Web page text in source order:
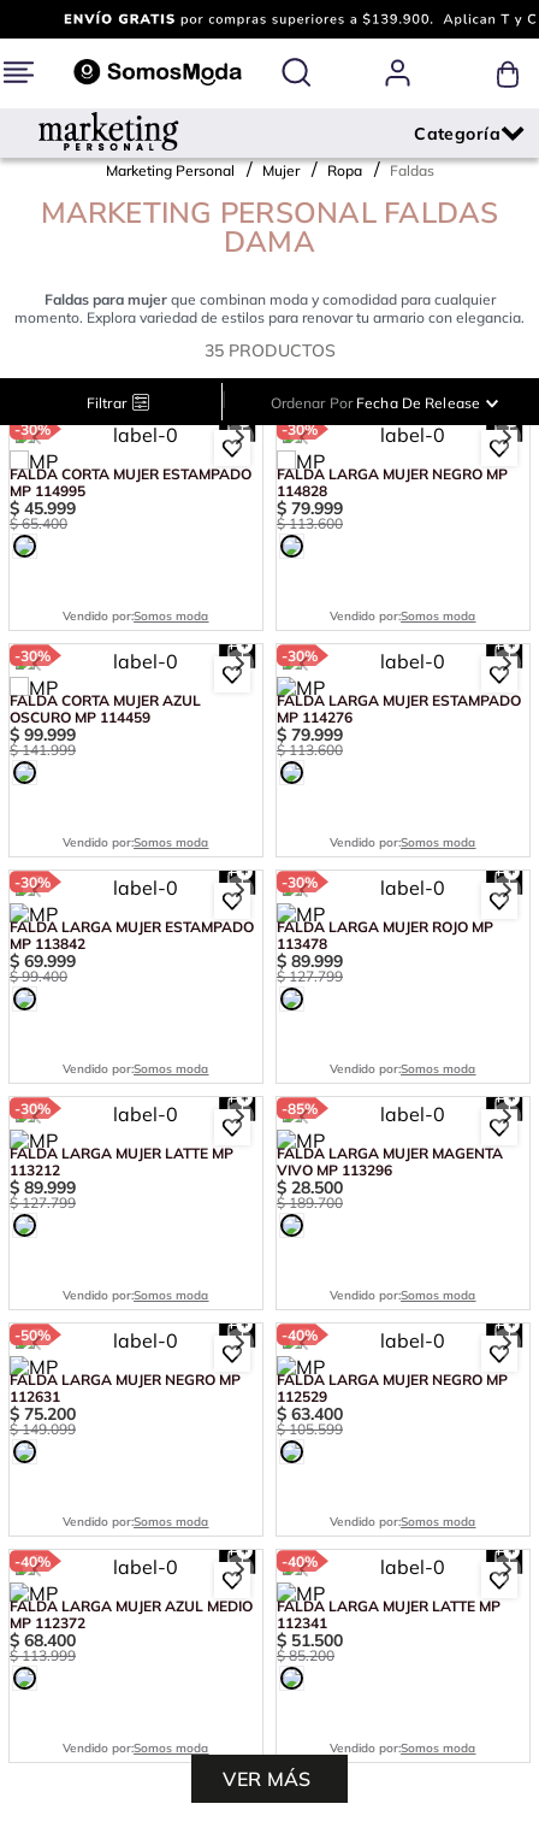
Marketing Personal Mujer Ropa Faldas
MARKETING PERSONAL FALDAS
DAMA
Faldas para mujerque combinan moda y comodidad para cualquier
momento. Explora variedad de estilos para renovar tu armario con elegancia.
35 PRODUCTOS
Filtrar | Ordenar Por Fecha De Release
-30%
FALDA CORTA MUJER ESTAMPADO
MP 114995
$ 45.999
$ 65.400
Vendido por:Somos moda
-30%
FALDA LARGA MUJER NEGRO MP
114828
$ 79.999
$ 113.600
Vendido por:Somos moda
-30%
FALDA CORTA MUJER AZUL
OSCURO MP 114459
$ 99.999
$ 141.999
Vendido por:Somos moda
-30%
FALDA LARGA MUJER ESTAMPADO
MP 114276
$ 79.999
$ 113.600
Vendido por:Somos moda
-30%
FALDA LARGA MUJER ESTAMPADO
MP 113842
$ 69.999
$ 99.400
Vendido por:Somos moda
-30%
FALDA LARGA MUJER ROJO MP
113478
$ 89.999
$ 127.799
Vendido por:Somos moda
-30%
FALDA LARGA MUJER LATTE MP
113212
$ 89.999
$ 127.799
Vendido por:Somos moda
-85%
FALDA LARGA MUJER MAGENTA
VIVO MP 113296
$ 28.500
$ 189.700
Vendido por:Somos moda
-50%
FALDA LARGA MUJER NEGRO MP
112631
$ 75.200
$ 149.099
Vendido por:Somos moda
-40%
FALDA LARGA MUJER NEGRO MP
112529
$ 63.400
$ 105.599
Vendido por:Somos moda
-40%
FALDA LARGA MUJER AZUL MEDIO
MP 112372
$ 68.400
$ 113.999
Vendido por:Somos moda
-40%
FALDA LARGA MUJER LATTE MP
112341
$ 51.500
$ 85.200
Vendido por:Somos moda